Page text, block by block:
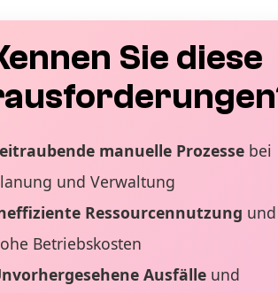
Sie diese
manuelle Prozessebei
und Verwaltung
Ressourcennutzung und
Betriebskosten
Ausfälleund